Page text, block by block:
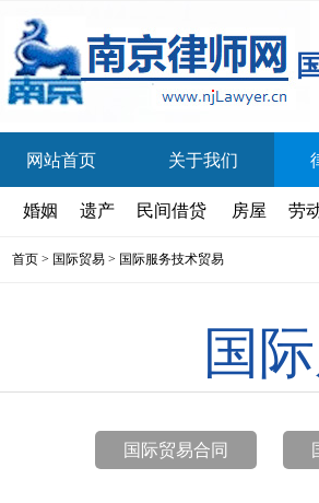
网站首页 关于我们
婚姻 遗产 民间借贷 房屋 劳
首页> 国际贸易> 国际服务技术贸易
国
国际贸易合同